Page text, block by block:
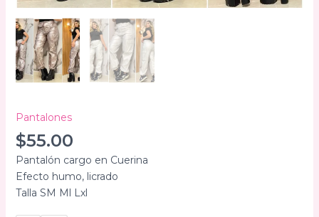
Pantalones
$55.00
Pantalón cargo en Cuerina
Efecto humo, licrado
Talla SM Ml Lxl